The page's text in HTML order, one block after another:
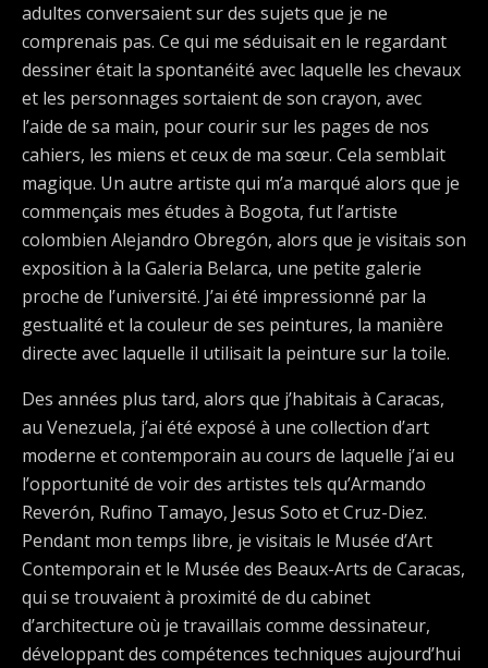
adultes conversaient sur des sujets que je ne
comprenais pas. Ce qui me séduisait en le regardant
dessiner était la spontanéité avec laquelle les chevaux
et les personnages sortaient de son crayon, avec
l’aide de sa main, pour courir sur les pages de nos
cahiers, les miens et ceux de ma sœur. Cela semblait
magique. Un autre artiste qui m’a marqué alors que je
commençais mes études à Bogota, fut l’artiste
colombien Alejandro Obregón, alors que je visitais son
exposition à la Galeria Belarca, une petite galerie
proche de l’université. J’ai été impressionné par la
gestualité et la couleur de ses peintures, la manière
directe avec laquelle il utilisait la peinture sur la toile.
Des années plus tard, alors que j’habitais à Caracas,
au Venezuela, j’ai été exposé à une collection d’art
moderne et contemporain au cours de laquelle j’ai eu
l’opportunité de voir des artistes tels qu’Armando
Reverón, Rufino Tamayo, Jesus Soto et Cruz-Diez.
Pendant mon temps libre, je visitais le Musée d’Art
Contemporain et le Musée des Beaux-Arts de Caracas,
qui se trouvaient à proximité de du cabinet
d’architecture où je travaillais comme dessinateur,
développant des compétences techniques aujourd’hui